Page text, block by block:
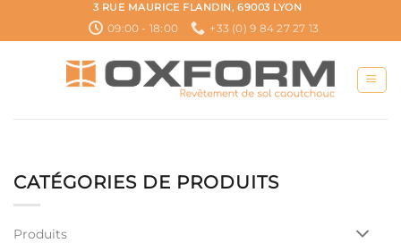
3 RUE MAURICE FLANDIN, 69003 LYON
09:00 - 18:00 +33 (0) 9 84 27 27 13
CATÉGORIES DE PRODUITS
Produits